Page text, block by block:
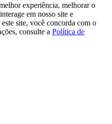
experiência, melhorar o
em nosso site e
site, você concorda com o
consulte a Política de